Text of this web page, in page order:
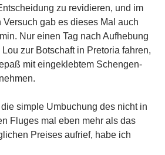
zu revidieren, und im
gab es dieses Mal auch
Nur einen Tag nach Aufhebung
zur Botschaft in Pretoria fahren,
mit eingeklebtem Schengen-
simple Umbuchung des nicht in
Fluges mal eben mehr als das
Preises aufrief, habe ich